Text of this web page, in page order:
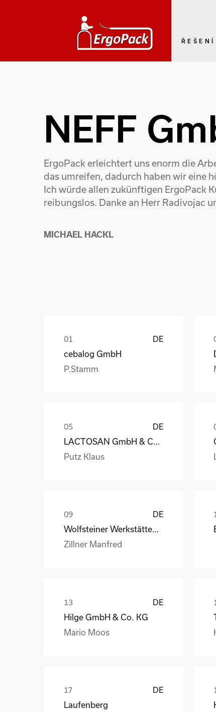
ŘEŠENÍ
NEFF
ErgoPack erleichtert uns enorm die
das umreifen, dadurch haben wir eine
Ich würde allen zukünftigen ErgoPack
reibungslos. Danke an Herr Radivojac
MICHAEL HACKL
DE
cebalog GmbH
P.Stamm
DE
LACTOSAN GmbH & Co. KG
Putz Klaus
DE
Wolfsteiner Werkstätten, Außenstelle Industriemo
Zillner Manfred
DE
Hilge GmbH & Co. KG
Mario Moos
DE
Laufenberg